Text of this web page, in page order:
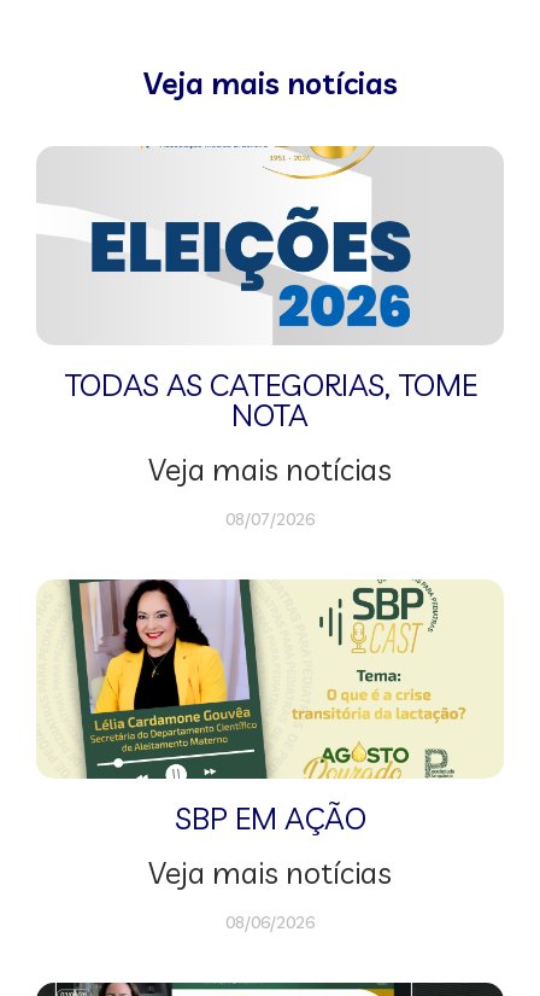
Veja mais notícias
TODAS AS CATEGORIAS, TOME
NOTA
Veja mais notícias
08/07/2026
SBP EM AÇÃO
Veja mais notícias
08/06/2026